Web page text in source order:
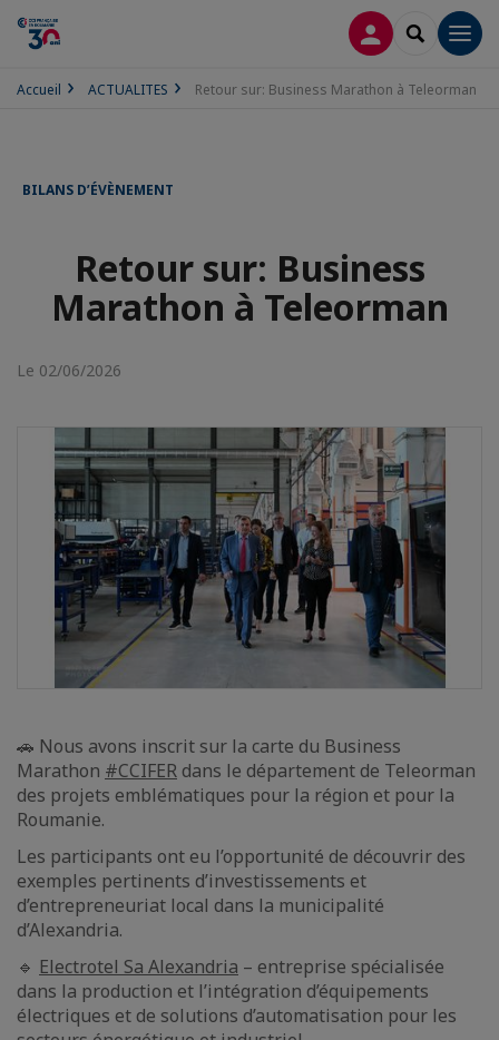
CONNEXION
Accueil ACTUALITES Retour sur: Business Marathon à Teleorman
BILANS D’ÉVÈNEMENT
Retour sur: Business
Marathon à Teleorman
Le 02/06/2026
🚗 Nous avons inscrit sur la carte du Business
Marathon #CCIFERdans le département de Teleorman
des projets emblématiques pour la région et pour la
Roumanie.
Les participants ont eu l’opportunité de découvrir des
exemples pertinents d’investissements et
d’entrepreneuriat local dans la municipalité
d’Alexandria.
🔹 Electrotel Sa Alexandria – entreprise spécialisée
dans la production et l’intégration d’équipements
électriques et de solutions d’automatisation pour les